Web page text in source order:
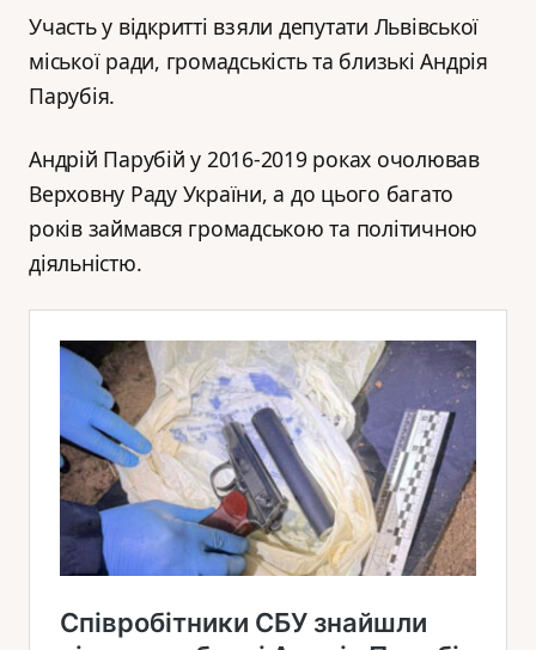
Участь у відкритті взяли депутати Львівської
міської ради, громадськість та близькі Андрія
Парубія.
Андрій Парубій у 2016-2019 роках очолював
Верховну Раду України, а до цього багато
років займався громадською та політичною
діяльністю.